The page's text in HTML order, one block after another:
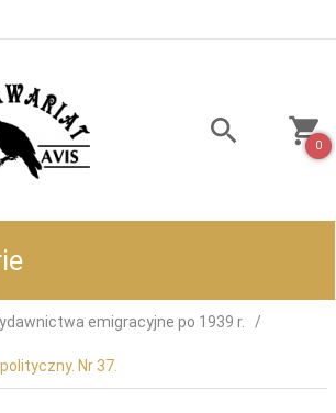
0
emigracyjne po 1939 r.
Nr 37.